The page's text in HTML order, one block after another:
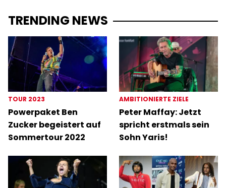
TRENDING NEWS
TOUR 2023
Powerpaket Ben
Zucker begeistert auf
Sommertour 2022
AMBITIONIERTE ZIELE
Peter Maffay: Jetzt
spricht erstmals sein
Sohn Yaris!